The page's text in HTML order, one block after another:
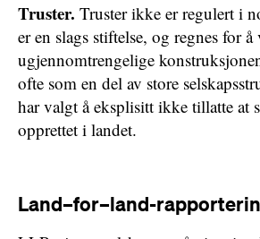
Truster. Truster ikke er regulert i
er en slags stiftelse, og regnes for
ugjennomtrengelige
ofte som en del av store
har valgt å eksplisitt ikke tillatte at
opprettet i landet.
Land–for–land-